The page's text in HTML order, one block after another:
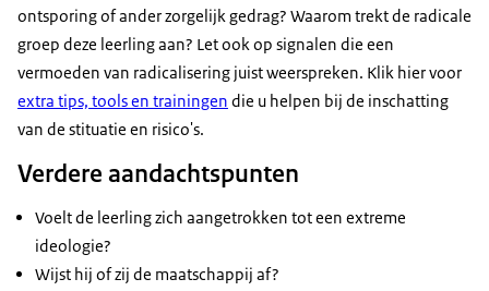
ontsporing of ander zorgelijk gedrag? Waarom trekt de radicale
groep deze leerling aan? Let ook op signalen die een
vermoeden van radicalisering juist weerspreken. Klik hier voor
extra tips, tools en trainingen die u helpen bij de inschatting
van de stituatie en risico's.
Verdere aandachtspunten
Voelt de leerling zich aangetrokken tot een extreme
ideologie?
Wijst hij of zij de maatschappij af?